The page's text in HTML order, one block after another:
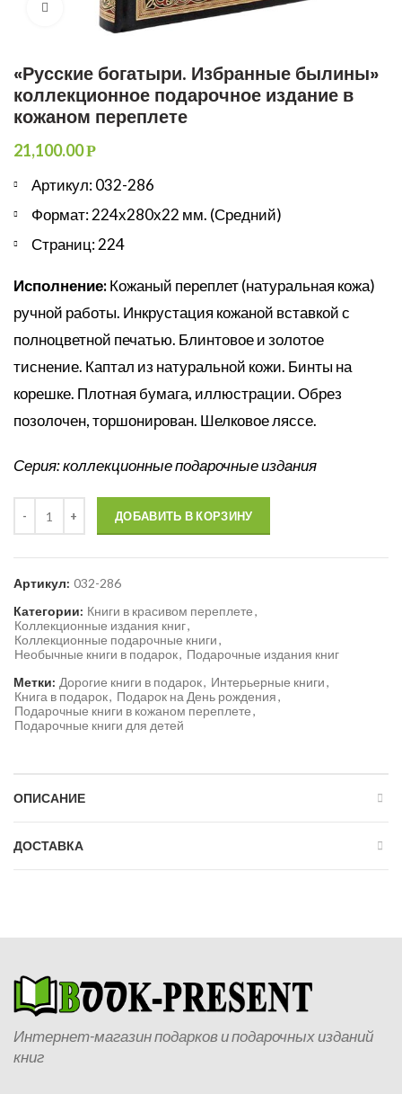
Увеличить
«Русские богатыри. Избранные былины»
коллекционное подарочное издание в
кожаном переплете
21,100.00Р
Артикул: 032-286
Формат: 224х280х22 мм. (Средний)
Страниц: 224
Исполнение:Кожаный переплет (натуральная кожа)
ручной работы. Инкрустация кожаной вставкой с
полноцветной печатью. Блинтовое и золотое
тиснение. Каптал из натуральной кожи. Бинты на
корешке. Плотная бумага, иллюстрации. Обрез
позолочен, торшонирован. Шелковое ляссе.
Серия: коллекционные подарочные издания
ДОБАВИТЬ В КОРЗИНУ
Артикул: 032-286
Категории: Книги в красивом переплете,
Коллекционные издания книг,
Коллекционные подарочные книги,
Необычные книги в подарок, Подарочные издания книг
Метки: Дорогие книги в подарок, Интерьерные книги,
Книга в подарок, Подарок на День рождения,
Подарочные книги в кожаном переплете,
Подарочные книги для детей
ОПИСАНИЕ
ДОСТАВКА
Интернет-магазин подарков и подарочных изданий
книг